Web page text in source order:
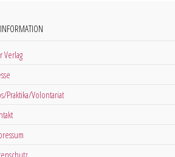
INFORMATION
Verlag
Praktika/Volontariat